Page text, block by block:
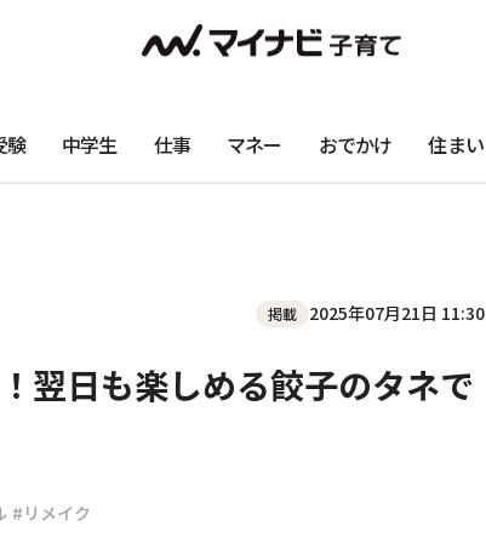
験 中学生 仕事 マネー おでかけ 住まい
掲載 2025年07月21日 11:30
翌日も楽しめる餃子のタネで
#リメイク